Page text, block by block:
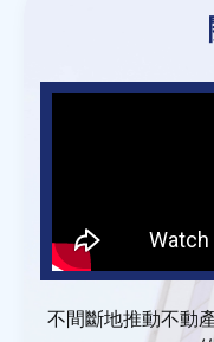
不間斷地推動不動